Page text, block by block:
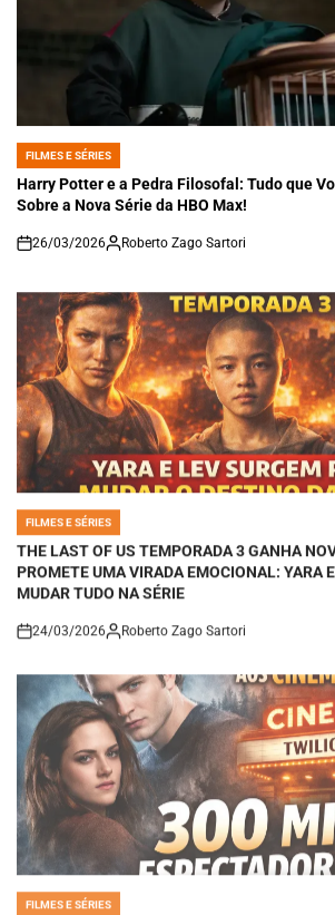
POSTED
IN
FILMES E SÉRIES
Harry Potter e a Pedra Filosofal: Tudo que
Sobre a Nova Série da HBO Max!
on
26/03/2026 Roberto Zago Sartori
POSTED
IN
THE LAST OF US TEMPORADA 3 GANHA
PROMETE UMA VIRADA EMOCIONAL: YARA E
MUDAR TUDO NA SÉRIE
on
IN
FILMES E SÉRIES
Crepúsculo Retorna aos Cinemas e Prova